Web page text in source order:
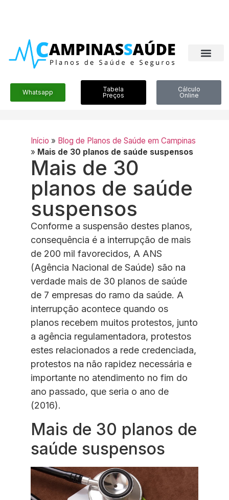
Whatsapp
Tabela
Preços
Cálculo
Online
Início » Blog de Planos de Saúde em Campinas
» Mais de 30 planos de saúde suspensos
Mais de 30
planos de saúde
suspensos
Conforme a suspensão destes planos,
consequência é a interrupção de mais
de 200 mil favorecidos, A ANS
(Agência Nacional de Saúde) são na
verdade mais de 30 planos de saúde
de 7 empresas do ramo da saúde. A
interrupção acontece quando os
planos recebem muitos protestos, junto
a agência regulamentadora, protestos
estes relacionados a rede credenciada,
protestos na não rapidez necessária e
importante no atendimento no fim do
ano passado, que seria o ano de
(2016).
Mais de 30 planos de
saúde suspensos